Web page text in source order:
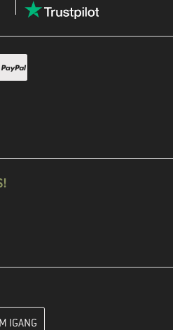
og opret i næste trin din